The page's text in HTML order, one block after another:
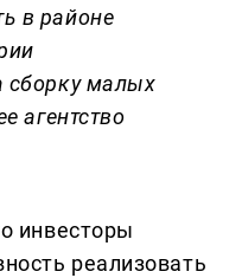
в районе
сборку малых
агентство
инвесторы
реализовать